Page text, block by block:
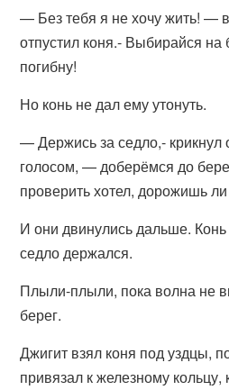
— Без тебя я не хочу жить! —
отпустил коня.- Выбирайся на
погибну!
Но конь не дал ему утонуть.
— Держись за седло,- крикнул
голосом, — доберёмся до
проверить хотел, дорожишь
И они двинулись дальше.
седло держался.
Плыли-плыли, пока волна не
берег.
Джигит взял коня под уздцы,
привязал к железному кольцу,